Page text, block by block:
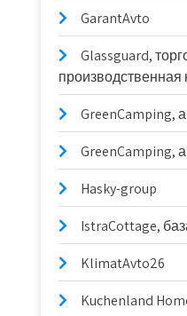
GarantAvto
Glassguard,
производственная
GreenCamping,
GreenCamping,
Hasky-group
IstraCottage,
KlimatAvto26
Kuchenland